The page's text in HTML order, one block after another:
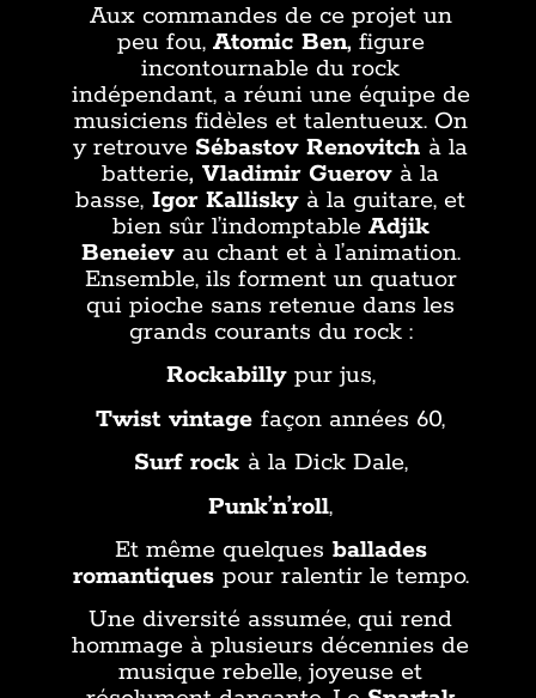
Aux commandes de ce projet un
peu fou, Atomic Ben, figure
incontournable du rock
indépendant, a réuni une équipe de
musiciens fidèles et talentueux. On
y retrouve Sébastov Renovitch à la
batterie, Vladimir Guerov à la
basse, Igor Kallisky à la guitare, et
bien sûr l’indomptable Adjik
Beneiev au chant et à l’animation.
Ensemble, ils forment un quatuor
qui pioche sans retenue dans les
grands courants du rock :
Rockabilly pur jus,
Twist vintagefaçon années 60,
Surf rock à la Dick Dale,
Punk’n’roll,
Et même quelques ballades
romantiques pour ralentir le tempo.
Une diversité assumée, qui rend
hommage à plusieurs décennies de
musique rebelle, joyeuse et